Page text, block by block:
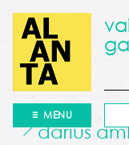
MENU
darius